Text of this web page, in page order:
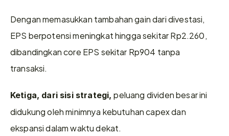
Dengan memasukkan tambahan gain dari divestasi,
EPS berpotensi meningkat hingga sekitar Rp2.260,
dibandingkan core EPS sekitar Rp904 tanpa
transaksi.
Ketiga, dari sisi strategi, peluang dividen besar ini
didukung oleh minimnya kebutuhan capex dan
ekspansi dalam waktu dekat.